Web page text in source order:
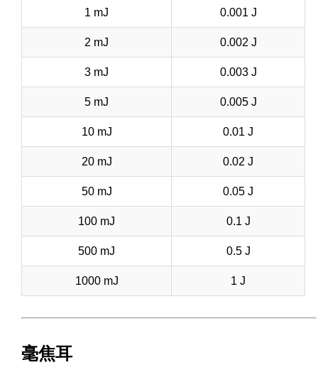
1 mJ 0.001 J
2 mJ 0.002 J
3 mJ 0.003 J
5 mJ 0.005 J
10 mJ 0.01 J
20 mJ 0.02 J
50 mJ 0.05 J
100 mJ 0.1 J
500 mJ 0.5 J
1000 mJ 1 J
毫焦耳